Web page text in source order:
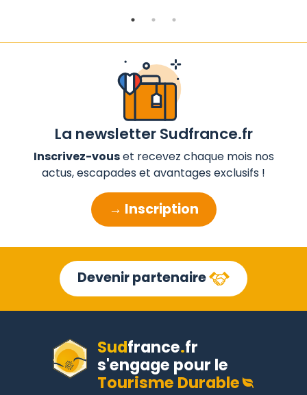
La newsletter Sudfrance.fr
Inscrivez-vouset recevez chaque mois nos
actus, escapades et avantages exclusifs !
→ Inscription
Devenir partenaire
Sudfrance.fr
s'engage pour le
Tourisme Durable